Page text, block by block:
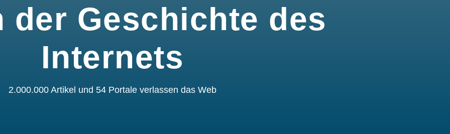
der Geschichte des
Internets
2.000.000 Artikel und 54 Portale verlassen das Web